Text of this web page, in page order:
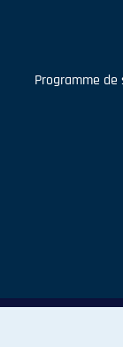
Programme